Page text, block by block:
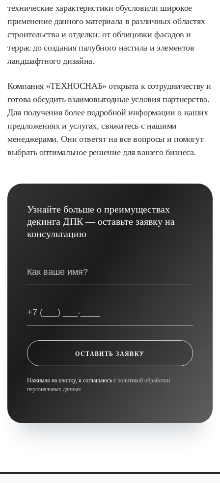
технические характеристики обусловили широкое
применение данного материала в различных областях
строительства и отделки: от облицовки фасадов и
террас до создания палубного настила и элементов
ландшафтного дизайна.
Компания «ТЕХНОСНАБ» открыта к сотрудничеству и
готова обсудить взаимовыгодные условия партнерства.
Для получения более подробной информации о наших
предложениях и услугах, свяжитесь с нашими
менеджерами. Они ответят на все вопросы и помогут
выбрать оптимальное решение для вашего бизнеса.
Узнайте больше о преимуществах
декинга ДПК — оставьте заявку на
консультацию
ОСТАВИТЬ ЗАЯВКУ
Нажимая на кнопку, я соглашаюсь с политикой обработки
персональных данных